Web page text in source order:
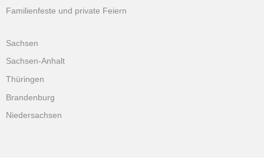
Familienfeste und private Feiern
Sachsen
Sachsen-Anhalt
Thüringen
Brandenburg
Niedersachsen